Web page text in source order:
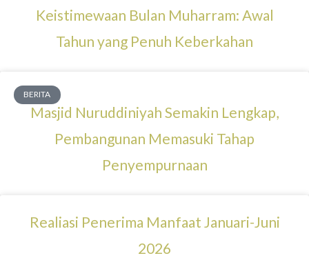
Keistimewaan Bulan Muharram: Awal
Tahun yang Penuh Keberkahan
BERITA
Masjid Nuruddiniyah Semakin Lengkap,
Pembangunan Memasuki Tahap
Penyempurnaan
Realiasi Penerima Manfaat Januari-Juni
2026